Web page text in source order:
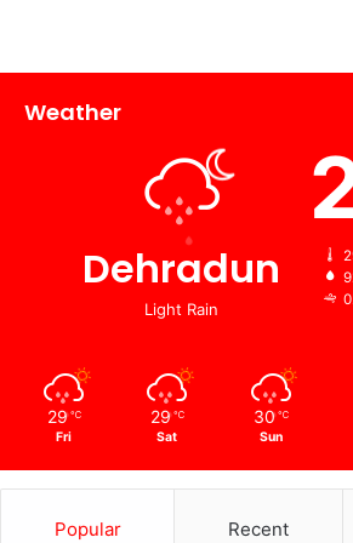
Weather
Dehradun
Light Rain
29 ℃
Fri
29 ℃
Sat
30 ℃
Sun
Popular Recent